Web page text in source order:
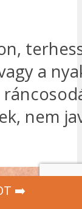
a
nem
➡️